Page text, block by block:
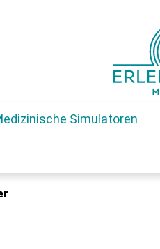
Simulatoren